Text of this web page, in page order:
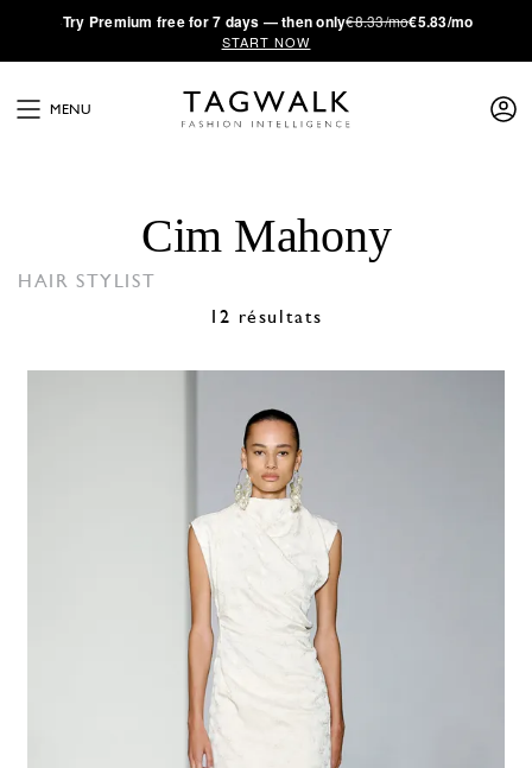
·Try Premium free for 7 days — then only€8.33/mo€5.83/mo
START NOW
MENU
Cim Mahony
HAIR STYLIST
12 résultats